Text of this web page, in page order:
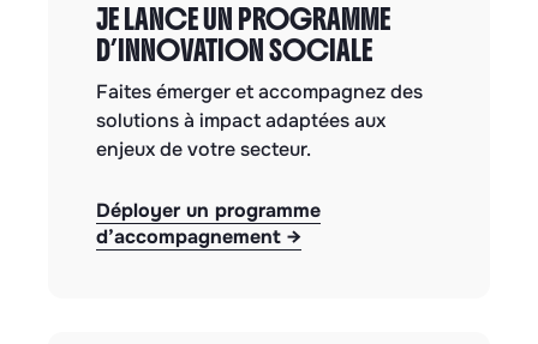
JE LANCE UN PROGRAMME
D’INNOVATION SOCIALE
Faites émerger et accompagnez des
solutions à impact adaptées aux
enjeux de votre secteur.
Déployer un programme
d’accompagnement →